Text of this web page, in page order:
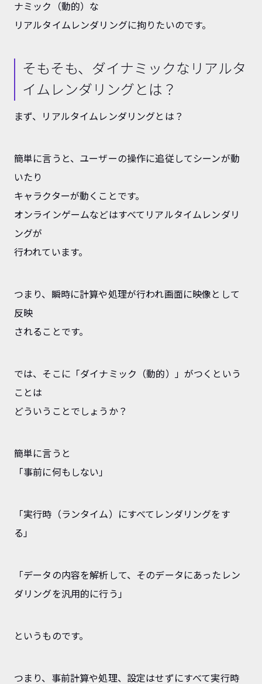
ナミック（動的）な
リアルタイムレンダリングに拘りたいのです。
そもそも、ダイナミックなリアルタ
イムレンダリングとは？
まず、リアルタイムレンダリングとは？
簡単に言うと、ユーザーの操作に追従してシーンが動
いたり
キャラクターが動くことです。
オンラインゲームなどはすべてリアルタイムレンダリ
ングが
行われています。
つまり、瞬時に計算や処理が行われ画面に映像として
反映
されることです。
では、そこに「ダイナミック（動的）」がつくという
ことは
どういうことでしょうか？
簡単に言うと
「事前に何もしない」
「実行時（ランタイム）にすべてレンダリングをす
る」
「データの内容を解析して、そのデータにあったレン
ダリングを汎用的に行う」
というものです。
つまり、事前計算や処理、設定はせずにすべて実行時